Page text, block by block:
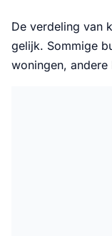
De verdeling van
gelijk. Sommige
woningen, andere